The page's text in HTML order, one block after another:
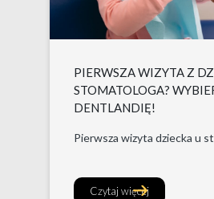
PIERWSZA WIZYTA Z
STOMATOLOGA?
DENTLANDIĘ!
Pierwsza wizyta dziecka u
Czytaj więcej